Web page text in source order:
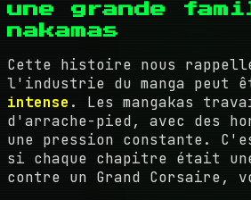
une grande
nakamas
Cette histoire nous
l'industrie du manga peut
intense . Les mangakas
d'arrache-pied, avec des
une pression constante.
si chaque chapitre était
contre un Grand Corsaire,